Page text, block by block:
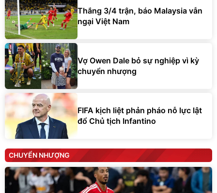
Thắng 3/4 trận, báo Malaysia vẫn
ngại Việt Nam
Vợ Owen Dale bỏ sự nghiệp vì kỳ
chuyển nhượng
FIFA kịch liệt phản pháo nỗ lực lật
đổ Chủ tịch Infantino
CHUYỂN NHƯỢNG